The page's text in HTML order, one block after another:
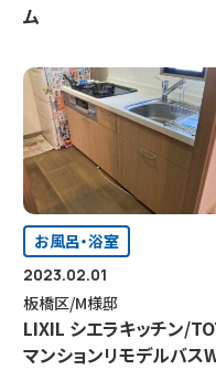
ム
お風呂・浴室
2023.02.01
板橋区/M様邸
LIXIL シエラキッチン/
マンションリモデルバス